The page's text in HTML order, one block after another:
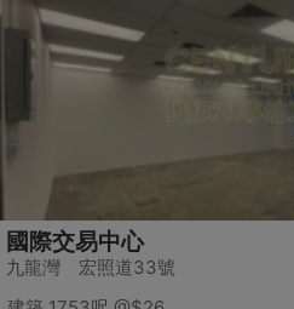
國際交易中心
九龍灣 宏照道33號